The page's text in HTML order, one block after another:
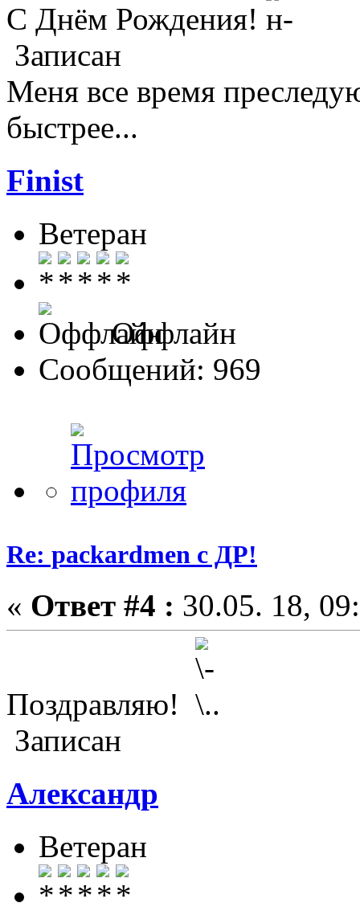
С Днём Рождения!
Записан
Меня все время
быстрее...
Finist
Ветеран
Оффлайн
Сообщений: 969
Re: packardmen с ДР!
« Ответ #4 : 30.05. 18,
Поздравляю!
Записан
Александр
Ветеран